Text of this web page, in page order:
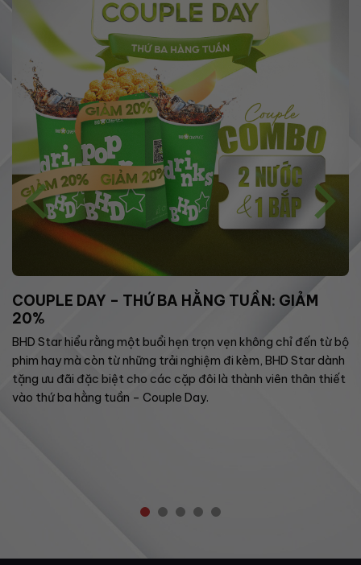
COUPLE DAY – THỨ BA HẰNG TUẦN: GIẢM
20%
BHD Star hiểu rằng một buổi hẹn trọn vẹn không chỉ đến từ bộ
phim hay mà còn từ những trải nghiệm đi kèm, BHD Star dành
tặng ưu đãi đặc biệt cho các cặp đôi là thành viên thân thiết
vào thứ ba hằng tuần – Couple Day.